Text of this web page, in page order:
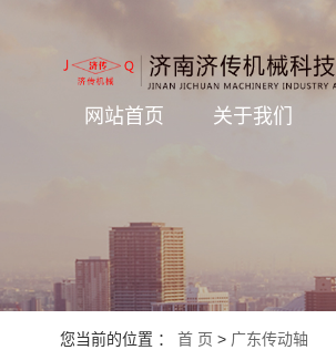
网站首页 关于我们
您当前的位置 ： 首 页 > 广东传动轴